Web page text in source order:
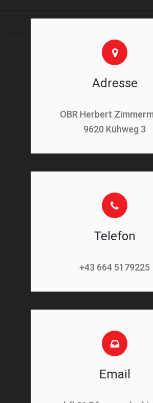
Adresse
OBR Herbert
9620 Kühweg 3
Telefon
+43 664 5179225
Email